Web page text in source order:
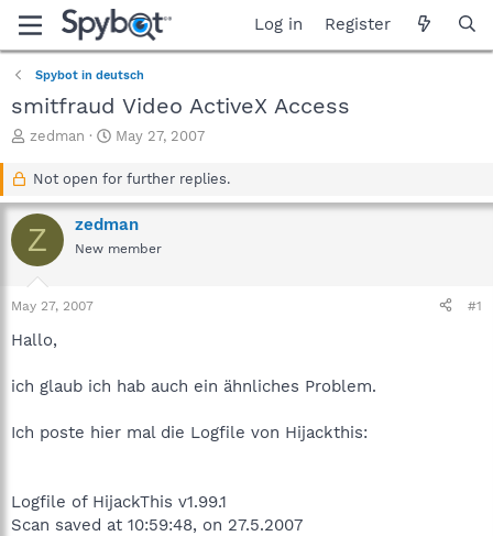
Log in Register
Spybot in deutsch
smitfraud Video ActiveX Access
T
a
d
s
r
t
zedman
S
a
t
d
a
May 27, 2007
Not open for further replies.
Z zedman
New member
May 27, 2007 #1
Hallo,
ich glaub ich hab auch ein ähnliches Problem.
Ich poste hier mal die Logfile von Hijackthis:
Logfile of HijackThis v1.99.1
Scan saved at 10:59:48, on 27.5.2007